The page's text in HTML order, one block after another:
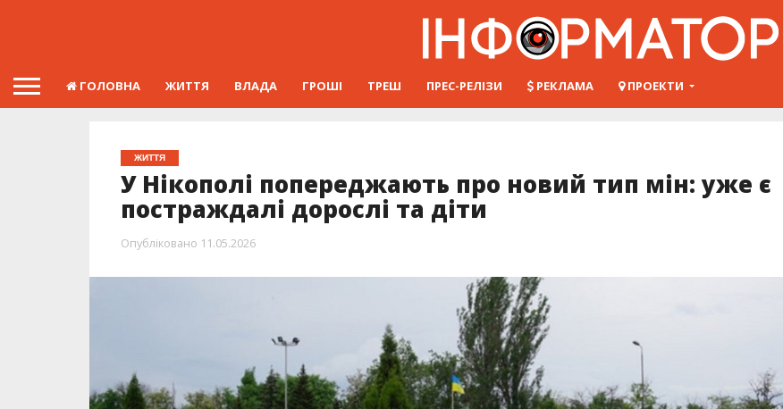
ГОЛОВНА ЖИТТЯ ВЛАДА ГРОШІ ТРЕШ ПРЕС-РЕЛІЗИ РЕКЛАМА ПРОЕКТИ
ЖИТТЯ
У Нікополі попереджають про новий тип мін: уже є
постраждалі дорослі та діти
Опубліковано 11.05.2026